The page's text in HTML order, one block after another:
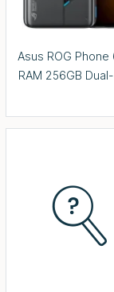
Asus ROG Phone
RAM 256GB